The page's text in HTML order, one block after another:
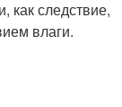
как следствие,
влаги.